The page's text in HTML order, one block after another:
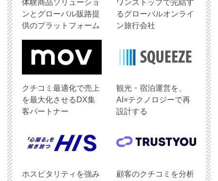
体験商品ソリューショ
ンとグローバル販路提
供のプラットフォーム
ワンストップで完結す
るグローバルオンライ
ン旅行会社
クチコミ最適化で売上
を最大化させるDX集
客パートナー
観光・宿泊運営を、
AI×テクノロジーで再
設計する
ホスピタリティを強み
顧客のクチコミを分析